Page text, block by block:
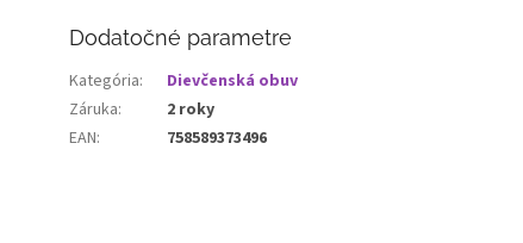
Dodatočné parametre
Kategória:
Dievčenská obuv
Záruka:
2 roky
EAN: 758589373496